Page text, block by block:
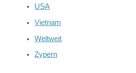
USA
Vietnam
Weltweit
Zypern